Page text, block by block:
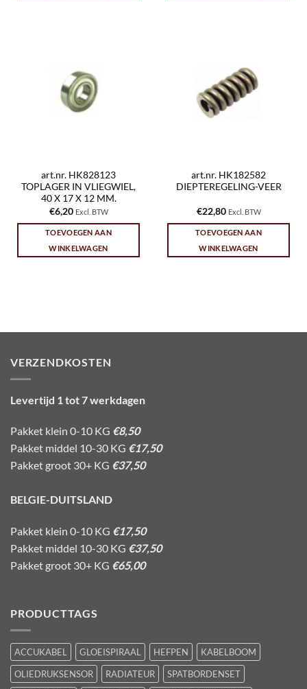
art.nr. HK828123
TOPLAGER IN VLIEGWIEL,
40 X 17 X 12 MM.
€6,20 Excl. BTW
TOEVOEGEN AAN
WINKELWAGEN
art.nr. HK182582
DIEPTEREGELING-VEER
€22,80 Excl. BTW
TOEVOEGEN AAN
WINKELWAGEN
VERZENDKOSTEN
Levertijd 1 tot 7 werkdagen
Pakket klein 0-10 KG €8,50
Pakket middel 10-30 KG €17,50
Pakket groot 30+ KG €37,50
BELGIE-DUITSLAND
Pakket klein 0-10 KG €17,50
Pakket middel 10-30 KG €37,50
Pakket groot 30+ KG €65,00
PRODUCTTAGS
ACCUKABEL GLOEISPIRAAL HEFPEN
KABELBOOM
OLIEDRUKSENSOR
RADIATEUR
SPATBORDENSET